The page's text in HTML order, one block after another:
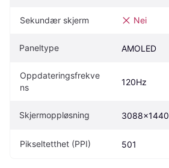
Sekundær skjerm Nei
Paneltype AMOLED
Oppdateringsfrekve
ns
120Hz
Skjermoppløsning 3088x1440
Pikseltetthet (PPI) 501